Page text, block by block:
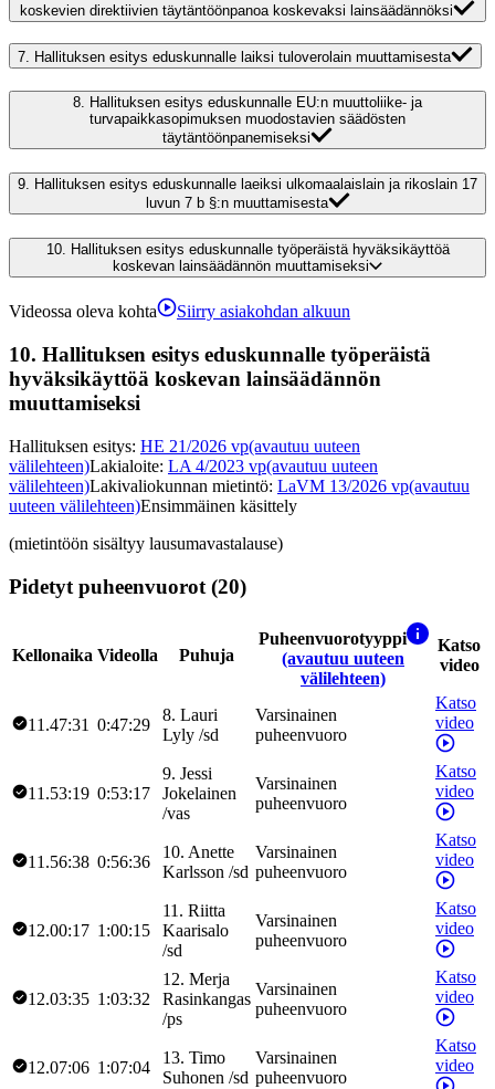
koskevien direktiivien täytäntöönpanoa koskevaksi lainsäädännöksi
7. Hallituksen esitys eduskunnalle laiksi tuloverolain muuttamisesta
8. Hallituksen esitys eduskunnalle EU:n muuttoliike- ja
turvapaikkasopimuksen muodostavien säädösten
täytäntöönpanemiseksi
9. Hallituksen esitys eduskunnalle laeiksi ulkomaalaislain ja rikoslain 17
luvun 7 b §:n muuttamisesta
10.
Hallituksen esitys eduskunnalle työperäistä hyväksikäyttöä
koskevan lainsäädännön muuttamiseksi
Videossa oleva kohta Siirry asiakohdan alkuun
10. Hallituksen esitys eduskunnalle työperäistä
hyväksikäyttöä koskevan lainsäädännön
muuttamiseksi
Hallituksen esitys: HE 21/2026 vp(avautuu uuteen
välilehteen)Lakialoite: LA 4/2023 vp(avautuu uuteen
välilehteen)Lakivaliokunnan mietintö: LaVM 13/2026 vp(avautuu
uuteen välilehteen)Ensimmäinen käsittely
(mietintöön sisältyy lausumavastalause)
Pidetyt puheenvuorot (20)
Kellonaika Videolla Puhuja
Puheenvuorotyyppi
(avautuu uuteen
välilehteen)
Katso
video
11.47:31 0:47:29
8. Lauri
Lyly /sd
Varsinainen
puheenvuoro
Katso
video
11.53:19 0:53:17
9. Jessi
Jokelainen
/vas
Varsinainen
puheenvuoro
Katso
video
11.56:38 0:56:36
10. Anette
Karlsson /sd
Varsinainen
puheenvuoro
Katso
video
12.00:17 1:00:15
11 . Riitta
Kaarisalo
/sd
Varsinainen
puheenvuoro
Katso
video
12.03:35 1:03:32
12. Merja
Rasinkangas
/ps
Varsinainen
puheenvuoro
Katso
video
12.07:06 1:07:04
13. Timo
Suhonen /sd
Varsinainen
puheenvuoro
Katso
video